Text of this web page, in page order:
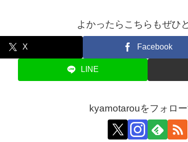
よかったらこちらもぜひ
X Facebook
LINE
kyamotarouをフォロ